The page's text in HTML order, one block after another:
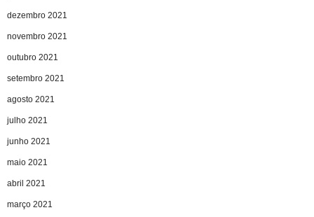
dezembro 2021
novembro 2021
outubro 2021
setembro 2021
agosto 2021
julho 2021
junho 2021
maio 2021
abril 2021
março 2021